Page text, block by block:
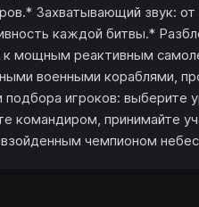
Захватывающий звук:
каждой битвы.*
к мощным реактивным
военными кораблями,
игроков: выберите
командиром, принимайте
чемпионом